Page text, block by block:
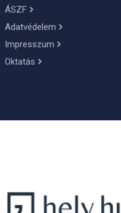
ÁSZF
Adatvédelem
Impresszum
Oktatás